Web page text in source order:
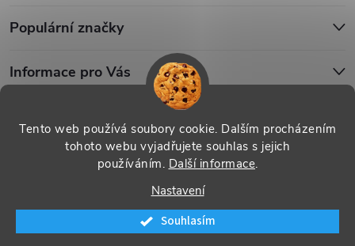
Tento web používá soubory cookie. Dalším procházením
tohoto webu vyjadřujete souhlas s jejich
používáním. Další informace.
Nastavení
Souhlasím
Populární značky
Informace pro Vás
Vytvořil Shoptet
Copyright 2026 . Všechna práva vyhrazena.
nastavení cookies